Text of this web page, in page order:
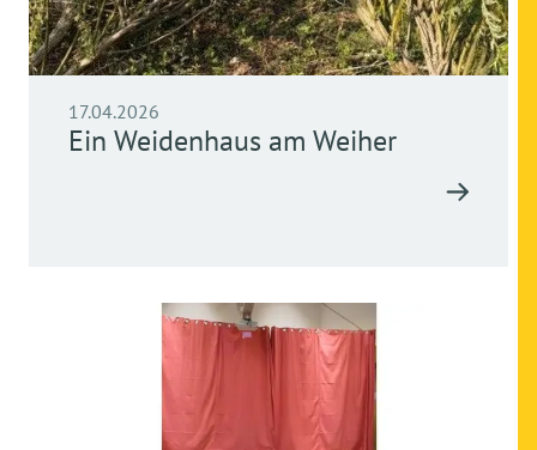
17.04.2026
Ein Weidenhaus am Weiher